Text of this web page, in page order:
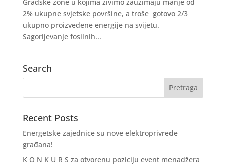
2% ukupne svjetske površine, a troše gotovo 2/3
ukupno proizvedene energije na svijetu.
Sagorijevanje fosilnih...
Search
Recent Posts
Energetske zajednice su nove elektroprivrede
građana!
K O N K U R S za otvorenu poziciju event menadžera